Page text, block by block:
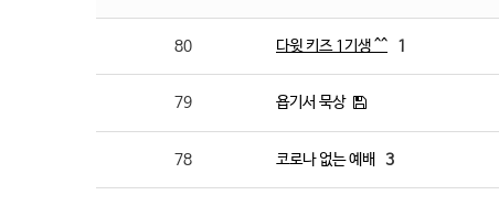
80 다윗 키즈 1기생 ^^ 1
79 욥기서 묵상
78 코로나 없는 예배 3